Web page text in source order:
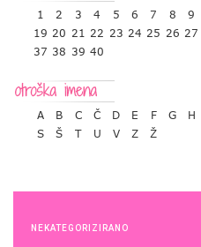
1 2 3 4 5 6 7 8 9
19 20 21 22 23 24 25 26 27
37 38 39 40
A B C Č D E F G H
S
Š T U V Z Ž
NEKATEGORIZIRANO